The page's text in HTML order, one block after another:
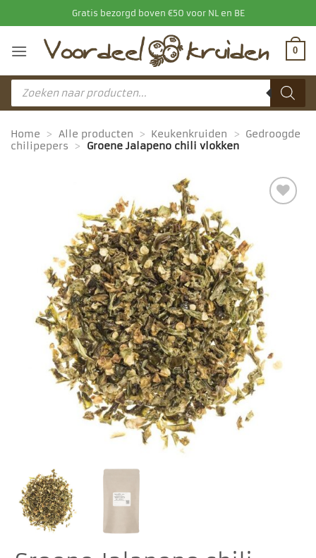
naar
inhoud
Gratis bezorgd boven €50 voor NL en BE
0
Producten
zoeken
Home > Alle producten > Keukenkruiden > Gedroogde
chilipepers
> Groene Jalapeno chili vlokken
favorieten